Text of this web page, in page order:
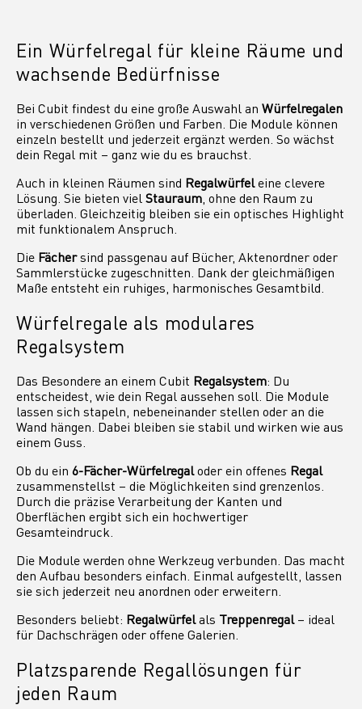
Ein Würfelregal für kleine Räume und
wachsende Bedürfnisse
Bei Cubit findest du eine große Auswahl an Würfelregalen
in verschiedenen Größen und Farben. Die Module können
einzeln bestellt und jederzeit ergänzt werden. So wächst
dein Regal mit – ganz wie du es brauchst.
Auch in kleinen Räumen sind Regalwürfeleine clevere
Lösung. Sie bieten vielStauraum, ohne den Raum zu
überladen. Gleichzeitig bleiben sie ein optisches Highlight
mit funktionalem Anspruch.
Die Fächersind passgenau auf Bücher, Aktenordner oder
Sammlerstücke zugeschnitten. Dank der gleichmäßigen
Maße entsteht ein ruhiges, harmonisches Gesamtbild.
Würfelregale als modulares
Regalsystem
Das Besondere an einem Cubit Regalsystem: Du
entscheidest, wie dein Regal aussehen soll. Die Module
lassen sich stapeln, nebeneinander stellen oder an die
Wand hängen. Dabei bleiben sie stabil und wirken wie aus
einem Guss.
Ob du ein 6-Fächer-Würfelregaloder ein offenes Regal
zusammenstellst – die Möglichkeiten sind grenzenlos.
Durch die präzise Verarbeitung der Kanten und
Oberflächen ergibt sich ein hochwertiger
Gesamteindruck.
Die Module werden ohne Werkzeug verbunden. Das macht
den Aufbau besonders einfach. Einmal aufgestellt, lassen
sie sich jederzeit neu anordnen oder erweitern.
Besonders beliebt: Regalwürfelals Treppenregal– ideal
für Dachschrägen oder offene Galerien.
Platzsparende Regallösungen für
jeden Raum